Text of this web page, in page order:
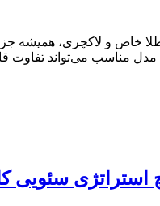
خاص و لاکچری، همیشه
مدل مناسب می‌تواند
استراتژی سئویی